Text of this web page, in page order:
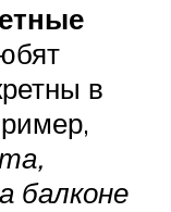
в
балконе